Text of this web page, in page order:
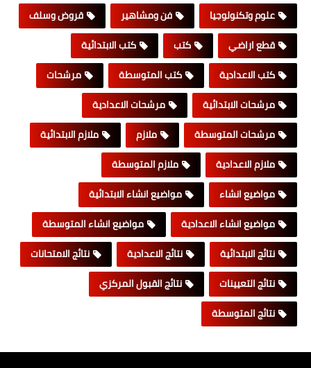
علوم وتكنولوجيا
فن ومشاهير
قروض وسلف
قطع اراضي
كتب
كتب الابتدائية
كتب الاعدادية
كتب المتوسطة
مرشحات
مرشحات الابتدائية
مرشحات الاعدادية
مرشحات المتوسطة
ملازم
ملازم الابتدائية
ملازم الاعدادية
ملازم المتوسطة
مواضيع انشاء
مواضيع انشاء الابتدائية
مواضيع انشاء الاعدادية
مواضيع انشاء المتوسطة
نتائج الابتدائية
نتائج الاعدادية
نتائج الامتحانات
نتائج التعيينات
نتائج القبول المركزي
نتائج المتوسطة